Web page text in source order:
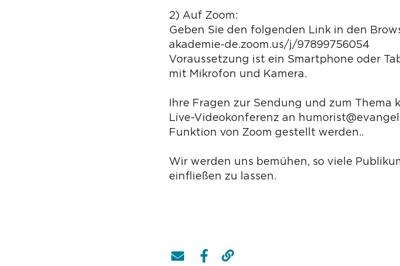
2) Auf Zoom:
Geben Sie den folgenden Link in den
akademie-de.zoom.us/j/97899756054
Voraussetzung ist ein Smartphone oder
mit Mikrofon und Kamera.
Ihre Fragen zur Sendung und zum Thema
Live-Videokonferenz an
Funktion von Zoom gestellt werden..
Wir werden uns bemühen, so viele
einfließen zu lassen.